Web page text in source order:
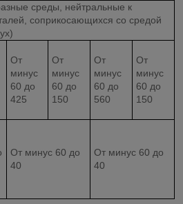
среды, нейтральные к
соприкосающихся со средой
От
минус
60 до
425
От
минус
60 до
150
От
минус
60 до
560
От
минус
60 до
150
От минус 60 до
40
От минус 60 до
40